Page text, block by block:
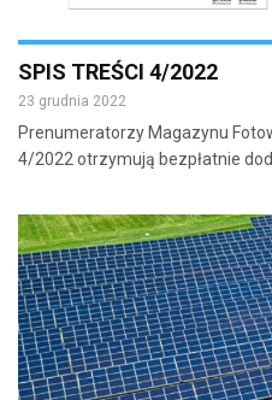
SPIS TREŚCI 4/2022
23 grudnia 2022
Prenumeratorzy Magazynu
4/2022 otrzymują bezpłatnie